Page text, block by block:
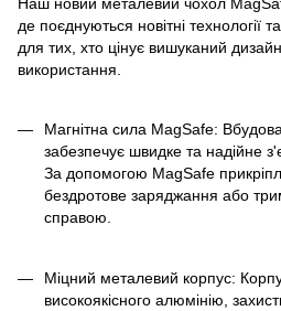
де поєднуються новітні технології
для тих, хто цінує вишуканий
використання.
Магнітна сила MagSafe:
забезпечує швидке та надійне
За допомогою MagSafe
бездротове заряджання або
справою.
Міцний металевий корпус:
високоякісного алюмінію,